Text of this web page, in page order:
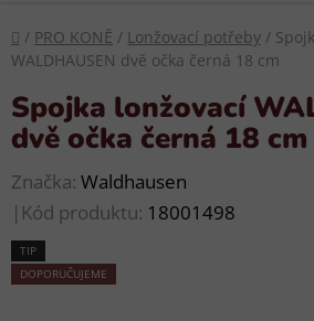
Domů
/ PRO KONĚ / Lonžovací potřeby /
WALDHAUSEN dvě očka černá 18 cm
Spojka lonžovací
dvě očka černá 18 cm
Značka: Waldhausen
| Kód produktu: 18001498
TIP
DOPORUČUJEME